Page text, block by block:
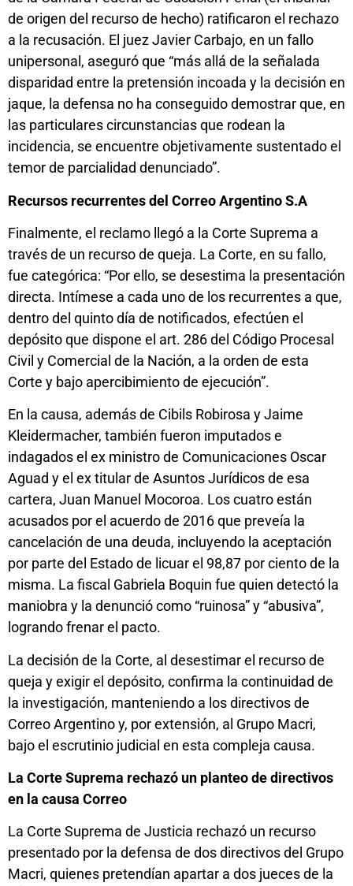
de origen del recurso de hecho) ratificaron el rechazo
a la recusación. El juez Javier Carbajo, en un fallo
unipersonal, aseguró que “más allá de la señalada
disparidad entre la pretensión incoada y la decisión en
jaque, la defensa no ha conseguido demostrar que, en
las particulares circunstancias que rodean la
incidencia, se encuentre objetivamente sustentado el
temor de parcialidad denunciado”.
Recursos recurrentes del Correo Argentino S.A
Finalmente, el reclamo llegó a la Corte Suprema a
través de un recurso de queja. La Corte, en su fallo,
fue categórica: “Por ello, se desestima la presentación
directa. Intímese a cada uno de los recurrentes a que,
dentro del quinto día de notificados, efectúen el
depósito que dispone el art. 286 del Código Procesal
Civil y Comercial de la Nación, a la orden de esta
Corte y bajo apercibimiento de ejecución”.
En la causa, además de Cibils Robirosa y Jaime
Kleidermacher, también fueron imputados e
indagados el ex ministro de Comunicaciones Oscar
Aguad y el ex titular de Asuntos Jurídicos de esa
cartera, Juan Manuel Mocoroa. Los cuatro están
acusados por el acuerdo de 2016 que preveía la
cancelación de una deuda, incluyendo la aceptación
por parte del Estado de licuar el 98,87 por ciento de la
misma. La fiscal Gabriela Boquin fue quien detectó la
maniobra y la denunció como “ruinosa” y “abusiva”,
logrando frenar el pacto.
La decisión de la Corte, al desestimar el recurso de
queja y exigir el depósito, confirma la continuidad de
la investigación, manteniendo a los directivos de
Correo Argentino y, por extensión, al Grupo Macri,
bajo el escrutinio judicial en esta compleja causa.
La Corte Suprema rechazó un planteo de directivos
en la causa Correo
La Corte Suprema de Justicia rechazó un recurso
presentado por la defensa de dos directivos del Grupo
Macri, quienes pretendían apartar a dos jueces de la